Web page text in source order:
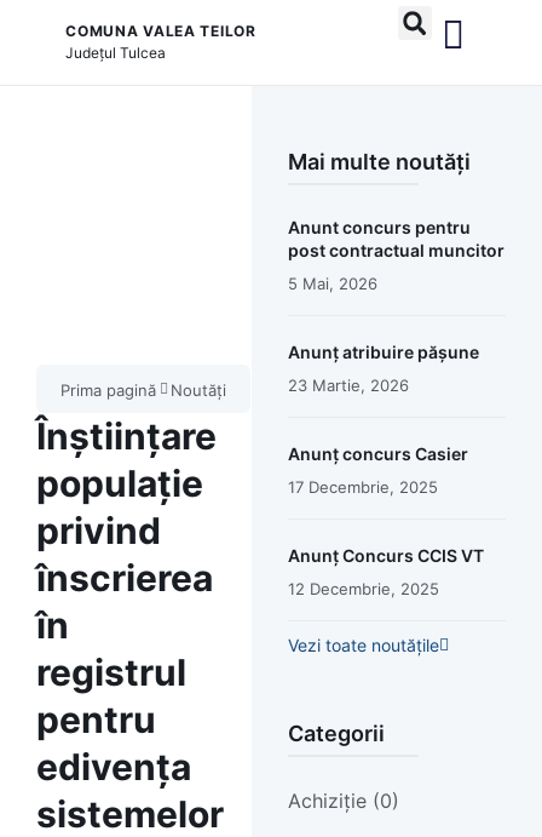
COMUNA VALEA TEILOR
JudețulTulcea
Prima pagină Noutăți
Înștiințare
populație
privind
înscrierea
în
registrul
pentru
edivența
sistemelor
Mai multe noutăți
Anunt concurs pentru
post contractual muncitor
5 Mai, 2026
Anunț atribuire pășune
23 Martie, 2026
Anunț concurs Casier
17 Decembrie, 2025
Anunț Concurs CCIS VT
12 Decembrie, 2025
Vezi toate noutățile
Categorii
Achiziție (0)